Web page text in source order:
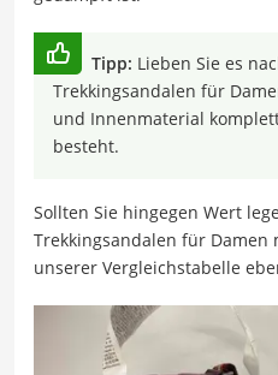
Tipp: Lieben Sie es
Trekkingsandalen für
und Innenmaterial
besteht.
Sollten Sie hingegen Wert
Trekkingsandalen für Damen
unserer Vergleichstabelle